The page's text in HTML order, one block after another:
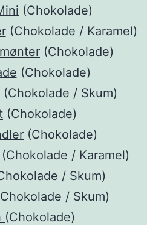
(Chokolade)
(Chokolade / Karamel)
(Chokolade)
(Chokolade)
(Chokolade / Skum)
(Chokolade)
(Chokolade)
(Chokolade / Karamel)
/ Skum)
/ Skum)
(Chokolade)